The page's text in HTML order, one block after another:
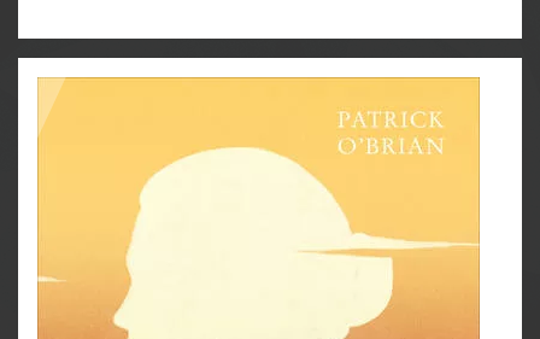
jetzt in gefährliche Fahrwasser, für die Mutter der
jungen Frau, in die er sich verliebt hat, wird er auch
zu einem inakzeptablen Heiratskandidaten. Um dem
Schuldgefängnis zu entgehen, flieht Aubrey
zusammen mit seinem Freund und Schiffsarzt Dr.
Stephen Maturin Hals über Kopf außer Landes. Erst
als die beiden wieder Planken unter die Füße
bekommen, kann Aubrey erneut beweisen, was in ihm
steckt. Die zweifelhafte Belohnung für seine
Verdienste: Das Kommando der Polychrest, einer
schwimmenden Fehlkonstruktion, mit der er
Napoleons Truppen in einem ihrer eigenen Häfen